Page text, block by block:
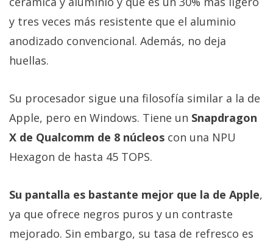
y tres veces más resistente que el aluminio
anodizado convencional. Además, no deja
huellas.
Su procesador sigue una filosofía similar a la de
Apple, pero en Windows. Tiene un Snapdragon
X de Qualcomm de 8 núcleos con una NPU
Hexagon de hasta 45 TOPS.
Su pantalla es bastante mejor que la de Apple,
ya que ofrece negros puros y un contraste
mejorado. Sin embargo, su tasa de refresco es